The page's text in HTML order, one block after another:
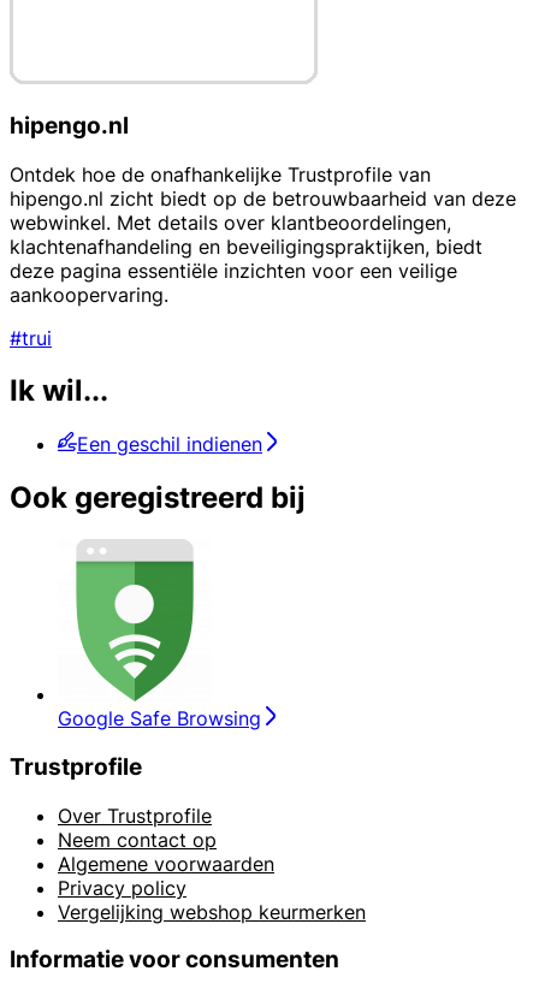
hipengo.nl
Ontdek hoe de onafhankelijke Trustprofile van
hipengo.nl zicht biedt op de betrouwbaarheid van deze
webwinkel. Met details over klantbeoordelingen,
klachtenafhandeling en beveiligingspraktijken, biedt
deze pagina essentiële inzichten voor een veilige
aankoopervaring.
#trui
Ik wil...
Een geschil indienen
Ook geregistreerd bij
Google Safe Browsing
Trustprofile
Over Trustprofile
Neem contact op
Algemene voorwaarden
Privacy policy
Vergelijking webshop keurmerken
Informatie voor consumenten